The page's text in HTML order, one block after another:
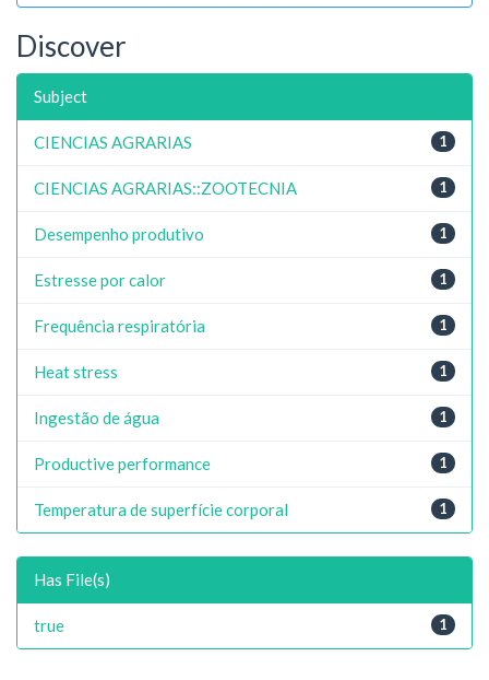
Discover
Subject
1
CIENCIAS AGRARIAS
1
CIENCIAS AGRARIAS::ZOOTECNIA
1
Desempenho produtivo
1
Estresse por calor
1
Frequência respiratória
1
Heat stress
1
Ingestão de água
1
Productive performance
1
Temperatura de superfície corporal
Has File(s)
1
true